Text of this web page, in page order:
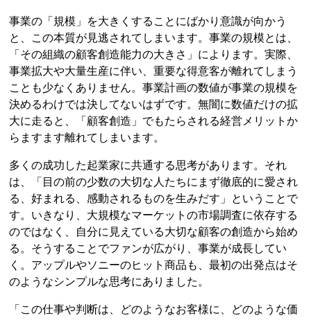
事業の「規模」を大きくすることにばかり意識が向かう
と、この本質が見逃されてしまいます。事業の規模とは、
「その組織の顧客創造能力の大きさ」によります。実際、
事業拡大や大量生産に伴い、重要な得意客が離れてしまう
ことも少なくありません。事業計画の数値が事業の規模を
決めるわけでは決してないはずです。無闇に数値だけの拡
大に走ると、「顧客創造」でもたらされる経営メリットか
らますます離れてしまいます。
多くの成功した起業家に共通する思考があります。それ
は、「目の前の少数の大切な人たちにまず徹底的に愛され
る、好まれる、感動されるものを生みだす」ということで
す。いきなり、大規模なマーケットの市場調査に依存する
のではなく、自分に見えている大切な顧客の創造から始め
る。そうすることでファンが広がり、事業が成長してい
く。アップルやソニーのヒット商品も、最初の出発点はそ
のようなシンプルな思考にありました。
「この仕事や判断は、どのようなお客様に、どのような価